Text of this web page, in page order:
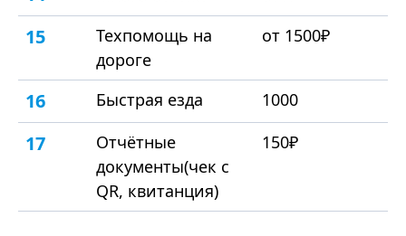
15
Техпомощь на
дороге
от 1500₽
16 Быстрая езда 1000
17
Отчётные
документы(чек с
QR, квитанция)
150₽